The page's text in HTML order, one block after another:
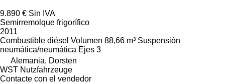
9.890 € Sin IVA
Semirremolque frigorífico
2011
Combustible diésel Volumen 88,66 m³ Suspensión
neumática/neumática Ejes 3
Alemania, Dorsten
WST Nutzfahrzeuge
Contacte con el vendedor